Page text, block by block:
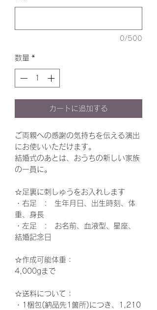
0/500
数量 *
カートに追加する
ご両親への感謝の気持ちを伝える演出
にお使いいただけます。
結婚式のあとは、おうちの新しい家族
の一員に。
☆ 足裏に刺しゅうをお入れします
・右足
:
生年月日、出生時刻、体
重、身長
・左足
:
お名前、血液型、星座、
結婚記念日
☆作成可能体重：
4,000gまで
☆送料について：
・1梱包(納品先1箇所)につき、1,210